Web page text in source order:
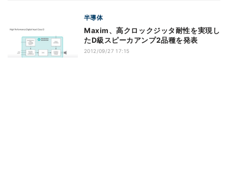
半導体
Maxim、高クロックジッタ耐性を実現し
たD級スピーカアンプ2品種を発表
2012/09/27 17:15